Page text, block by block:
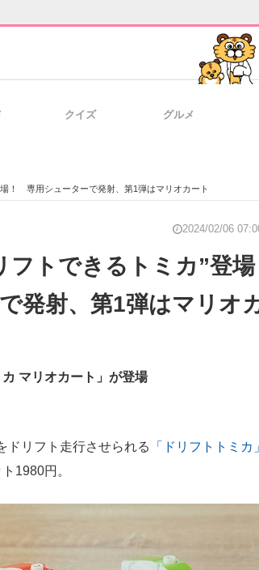
企業向けIT製品の総合サイト IT製品
エレクトロニクス専門サイト
クイズ グルメ
場！ 専用シューターで発射、第1弾はマリオカート
2024/02/06
フトできるトミカ”登
発射、第1弾はマリオ
マリオカート」が登場
リフト走行させられる 「ドリフトトミ
1980円。